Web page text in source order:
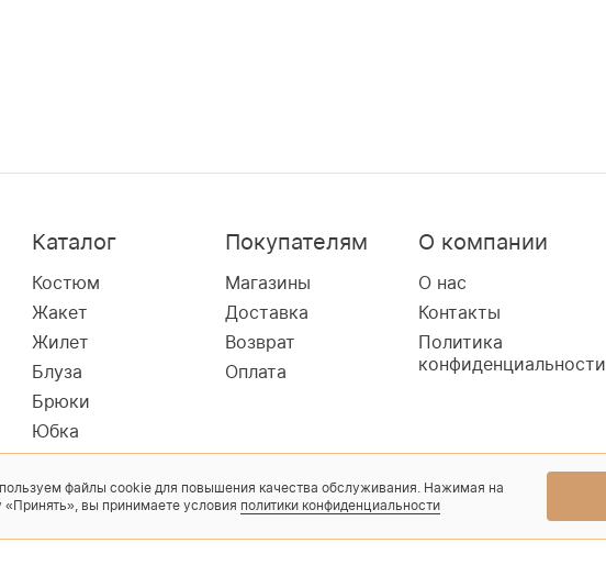
Каталог
Костюм
Жакет
Жилет
Блуза
Брюки
Юбка
Пальто
Платье
Покупателям
Магазины
Доставка
Возврат
Оплата
О компании
О нас
Контакты
Политика
конфиденциальности
файлы cookie для повышения качества обслуживания. Нажимая на
«Принять», вы принимаете условия политики конфиденциальности